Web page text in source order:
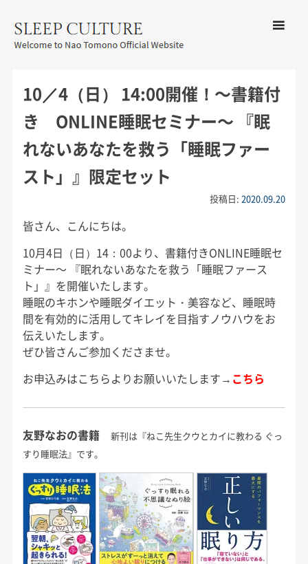
CULTURE
ュ
ツへ移動
10／4（日） 14:00開催！〜書籍付
き ONLINE睡眠セミナー〜 『眠
れないあなたを救う「睡眠ファー
スト」』限定セット
投稿日:2020.09.20
皆さん、こんにちは。
10月4日（日）14：00より、書籍付きONLINE睡眠セ
ミナー〜 『眠れないあなたを救う「睡眠ファース
ト」』を開催いたします。
睡眠のキホンや睡眠ダイエット・美容など、睡眠時
間を有効的に活用してキレイを目指すノウハウをお
伝えいたします。
ぜひ皆さんご参加くださませ。
お申込みはこちらよりお願いいたします→ こちら
友野なおの書籍
新刊は『ねこ先生クウとカイに教わる ぐっ
すり睡眠法』です。